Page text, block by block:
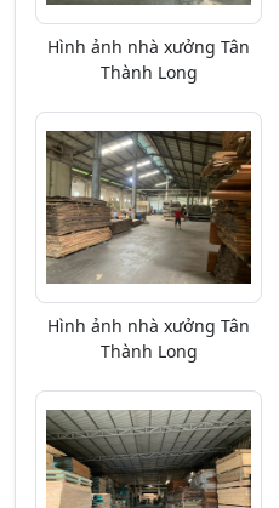
Hình ảnh nhà xưởng Tân
Thành Long
Hình ảnh nhà xưởng Tân
Thành Long